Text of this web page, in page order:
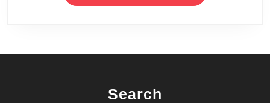
Search